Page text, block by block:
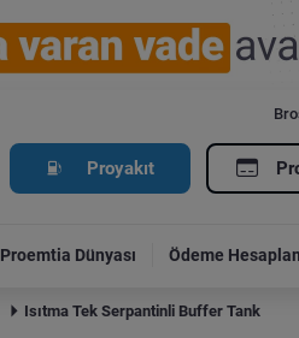
Proyakıt
Proemtia Dünyası Ödeme
Isıtma Tek Serpantinli Buffer Tank